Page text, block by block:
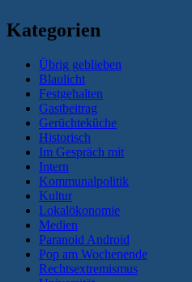
Kategorien
Übrig geblieben
Blaulicht
Festgehalten
Gastbeitrag
Gerüchteküche
Historisch
Im Gespräch mit
Intern
Kommunalpolitik
Kultur
Lokalökonomie
Medien
Paranoid Android
Pop am Wochenende
Rechtsextremismus